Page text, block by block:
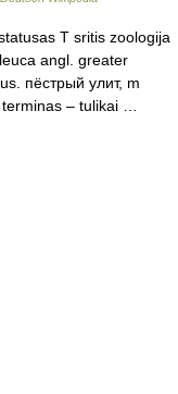
T sritis zoologija
angl. greater
пёстрый улит, m
terminas – tulikai …